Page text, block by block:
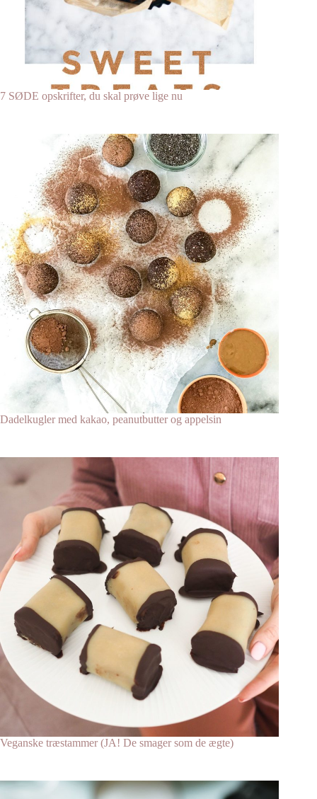
7 SØDE opskrifter, du skal prøve lige nu
Dadelkugler med kakao, peanutbutter og appelsin
Veganske træstammer (JA! De smager som de ægte)